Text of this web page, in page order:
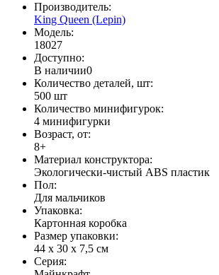
Производитель:
King Queen (Lepin)
Модель:
18027
Доступно:
В наличии0
Количество деталей, шт:
500 шт
Количество минифигурок:
4 минифигурки
Возраст, от:
8+
Материал конструктора:
Экологически-чистый ABS пластик
Пол:
Для мальчиков
Упаковка:
Картонная коробка
Размер упаковки:
44 x 30 x 7,5 см
Серия: